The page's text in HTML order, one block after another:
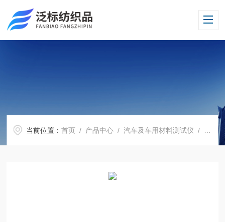
当前位置：首页 / 产品中心 /汽车及车用材料测试仪 / 五指